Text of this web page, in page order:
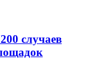
случаев